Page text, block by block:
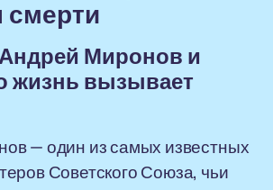
смерти
Андрей Миронов и
жизнь вызывает
— один из самых известных
Советского Союза, чьи